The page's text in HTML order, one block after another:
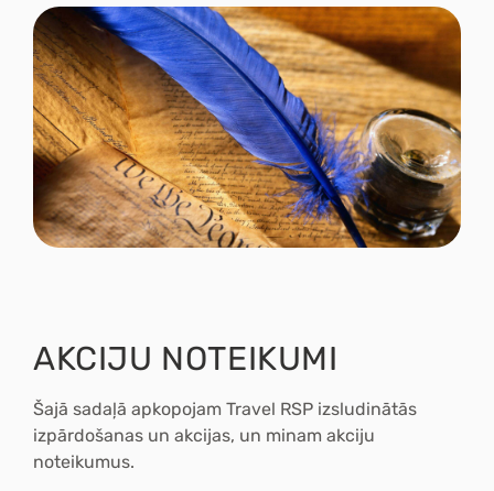
AKCIJU NOTEIKUMI
Šajā sadaļā apkopojam Travel RSP izsludinātās
izpārdošanas un akcijas, un minam akciju
noteikumus.